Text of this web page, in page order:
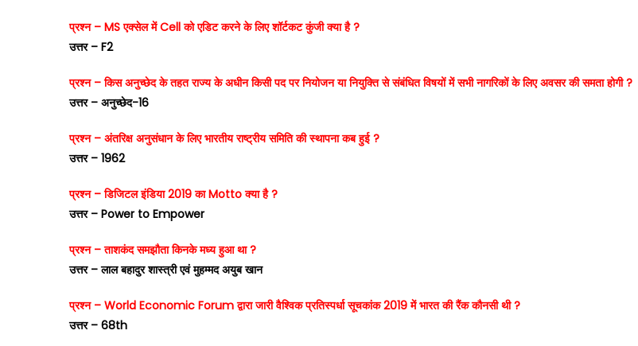
प्रश्न – MS एक्सेल में Cell को एडिट करने के लिए शॉर्टकट कुंजी क्या है ?
उत्तर – F2
प्रश्न – किस अनुच्छेद के तहत राज्य के अधीन किसी पद पर नियोजन या नियुक्ति से संबंधित विषयों में सभी नागरिकों के लिए अवसर की समता होगी ?
उत्तर – अनुच्छेद-16
प्रश्न – अंतरिक्ष अनुसंधान के लिए भारतीय राष्ट्रीय समिति की स्थापना कब हुई ?
उत्तर – 1962
प्रश्न – डिजिटल इंडिया 2019 का Motto क्या है ?
उत्तर – Power to Empower
प्रश्न – ताशकंद समझौता किनके मध्य हुआ था ?
उत्तर – लाल बहादुर शास्त्री एवं मुहम्मद अयुब खान
प्रश्न – World Economic Forum द्वारा जारी वैश्विक प्रतिस्पर्धा सूचकांक 2019 में भारत की रैंक कौनसी थी ?
उत्तर – 68th